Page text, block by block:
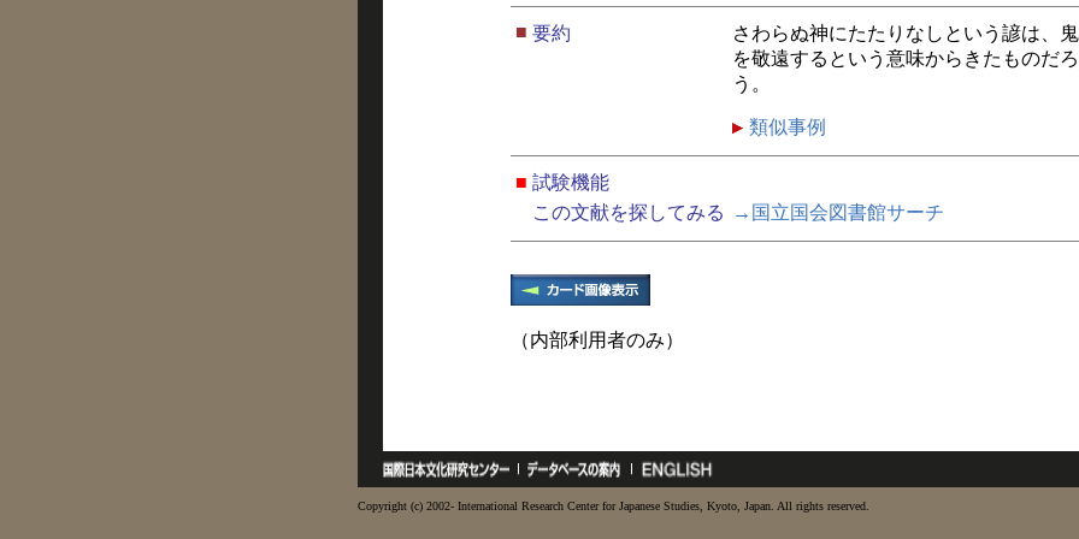
■ 要約
さわらぬ神にたたりなしという諺は、
を敬遠するという意味からきたものだろ
う。
類似事例
■ 試験機能
この文献を探してみる
→国立国会図書館サーチ
（内部利用者のみ）
Copyright (c) 2002- International Research Center for Japanese Studies, Kyoto, Japan. All rights reserved.